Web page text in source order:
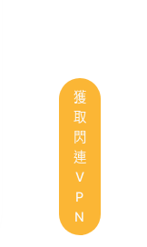
獲
取
閃
連
V
P
N